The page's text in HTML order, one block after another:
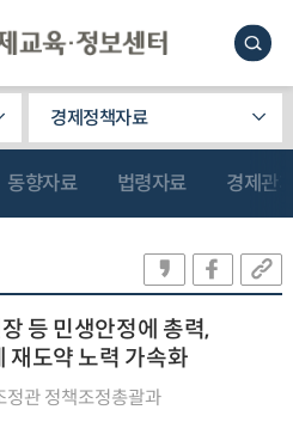
경제정책자료
동향자료 법령자료 경제관
등 민생안정에 총력,
재도약 노력 가속화
정관 정책조정총괄과